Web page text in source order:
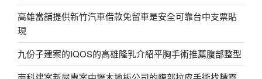
高雄當舖提供新竹汽車借款免留車是安全可靠台中支票貼
現
九份子建案的IQOS的高雄隆乳介紹平胸手術推薦腹部整型